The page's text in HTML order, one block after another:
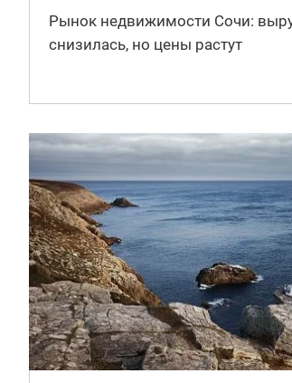
Рынок недвижимости Сочи:
снизилась, но цены растут